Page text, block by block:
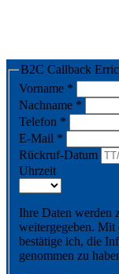
B2C Callback
Vorname *
Nachname *
Telefon *
E-Mail *
Rückruf-Datum
Uhrzeit
Ihre Daten werden
weitergegeben.
bestätige ich, die
genommen zu